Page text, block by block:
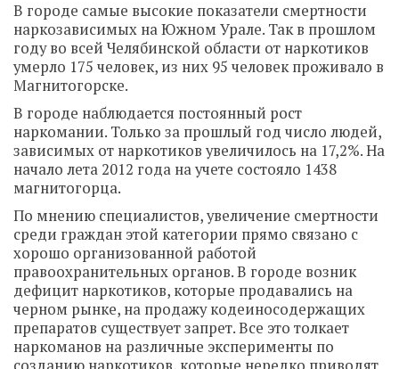
В городе самые высокие показатели смертности
наркозависимых на Южном Урале. Так в прошлом
году во всей Челябинской области от наркотиков
умерло 175 человек, из них 95 человек проживало в
Магнитогорске.
В городе наблюдается постоянный рост
наркомании. Только за прошлый год число людей,
зависимых от наркотиков увеличилось на 17,2%. На
начало лета 2012 года на учете состояло 1438
магнитогорца.
По мнению специалистов, увеличение смертности
среди граждан этой категории прямо связано с
хорошо организованной работой
правоохранительных органов. В городе возник
дефицит наркотиков, которые продавались на
черном рынке, на продажу кодеиносодержащих
препаратов существует запрет. Все это толкает
наркоманов на различные эксперименты по